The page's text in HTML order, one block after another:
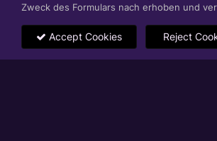
Zweck des Formulars nach erhoben und
Accept Cookies Reject